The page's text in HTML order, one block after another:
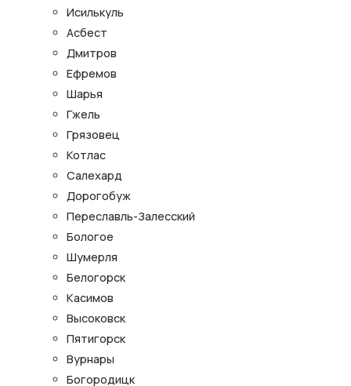
Исилькуль
Асбест
Дмитров
Ефремов
Шарья
Гжель
Грязовец
Котлас
Салехард
Дорогобуж
Переславль-Залесский
Бологое
Шумерля
Белогорск
Касимов
Высоковск
Пятигорск
Вурнары
Богородицк